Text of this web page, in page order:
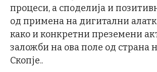
процеси, а споделија и
од примена на дигитални
како и конкретни преземени
заложби на ова поле од страна
Скопје..